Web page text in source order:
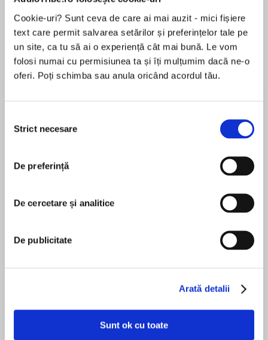
Cookie-uri? Sunt ceva de care ai mai auzit - mici fișiere
text care permit salvarea setărilor și preferințelor tale pe
un site, ca tu să ai o experiență cât mai bună. Le vom
folosi numai cu permisiunea ta și îți mulțumim dacă ne-o
oferi. Poți schimba sau anula oricând acordul tău.
consimțământului
Strict necesare
De preferință
De cercetare și analitice
De publicitate
Arată detalii
Sunt ok cu toate
de...
Dani Francis
la...
Lauren Weisberger
Desprecarte
fawn who is saved by a nursing home, the
troublesome rabbit who warms her way into a
who comforts the sick. These are stories of
hope, humor, triumph, loyalty, compassion, life
stories of love and the extraordinary animals
MAI MULT
Jo Coudert is the author of nine books, including
MAI MULT
Dara Rosenberg